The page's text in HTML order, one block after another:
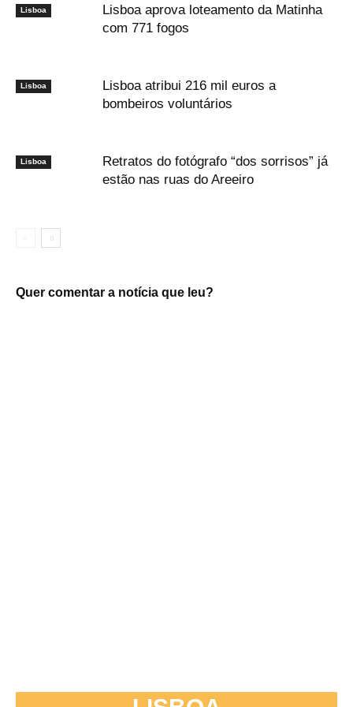
Lisboa
Lisboa aprova loteamento da Matinha
com 771 fogos
Lisboa
Lisboa atribui 216 mil euros a
bombeiros voluntários
Lisboa
Retratos do fotógrafo “dos sorrisos” já
estão nas ruas do Areeiro
Quer comentar a notícia que leu?